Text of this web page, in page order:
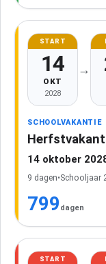
START
14
OKT
2028
→
SCHOOLVAKANTIE
14 oktober
9 dagen•Schooljaar
799 dagen
START